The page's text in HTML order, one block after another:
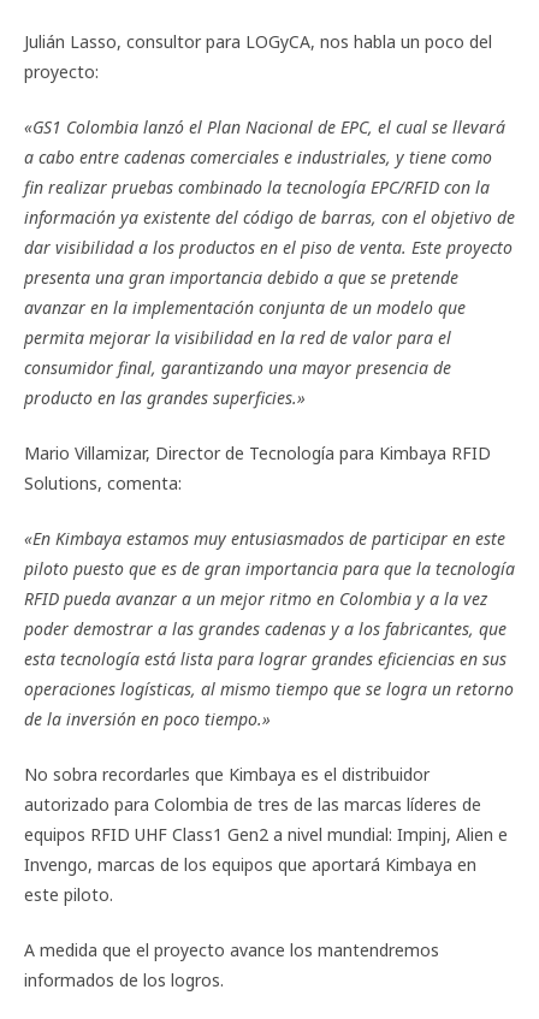
Julián Lasso, consultor para LOGyCA, nos habla un poco del
proyecto:
«GS1 Colombia lanzó el Plan Nacional de EPC, el cual se llevará
a cabo entre cadenas comerciales e industriales, y tiene como
fin realizar pruebas combinado la tecnología EPC/RFID con la
información ya existente del código de barras, con el objetivo de
dar visibilidad a los productos en el piso de venta. Este proyecto
presenta una gran importancia debido a que se pretende
avanzar en la implementación conjunta de un modelo que
permita mejorar la visibilidad en la red de valor para el
consumidor final, garantizando una mayor presencia de
producto en las grandes superficies.»
Mario Villamizar, Director de Tecnología para Kimbaya RFID
Solutions, comenta:
«En Kimbaya estamos muy entusiasmados de participar en este
piloto puesto que es de gran importancia para que la tecnología
RFID pueda avanzar a un mejor ritmo en Colombia y a la vez
poder demostrar a las grandes cadenas y a los fabricantes, que
esta tecnología está lista para lograr grandes eficiencias en sus
operaciones logísticas, al mismo tiempo que se logra un retorno
de la inversión en poco tiempo.»
No sobra recordarles que Kimbaya es el distribuidor
autorizado para Colombia de tres de las marcas líderes de
equipos RFID UHF Class1 Gen2 a nivel mundial: Impinj, Alien e
Invengo, marcas de los equipos que aportará Kimbaya en
este piloto.
A medida que el proyecto avance los mantendremos
informados de los logros.